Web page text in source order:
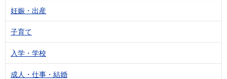
妊娠・出産
子育て
入学・学校
成人・仕事・結婚